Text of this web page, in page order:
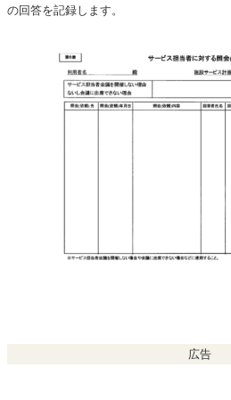
の回答を記録します。
広告